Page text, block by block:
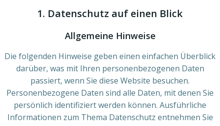
1. Datenschutz auf einen Blick
Allgemeine Hinweise
Die folgenden Hinweise geben einen einfachen Überblick
darüber, was mit Ihren personenbezogenen Daten
passiert, wenn Sie diese Website besuchen.
Personenbezogene Daten sind alle Daten, mit denen Sie
persönlich identifiziert werden können. Ausführliche
Informationen zum Thema Datenschutz entnehmen Sie